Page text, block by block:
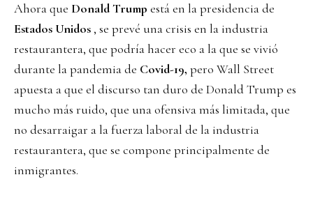
Ahora que Donald Trump está en la presidencia de
Estados Unidos , se prevé una crisis en la industria
restaurantera, que podría hacer eco a la que se vivió
durante la pandemia de Covid-19, pero Wall Street
apuesta a que el discurso tan duro de Donald Trump es
mucho más ruido, que una ofensiva más limitada, que
no desarraigar a la fuerza laboral de la industria
restaurantera, que se compone principalmente de
inmigrantes.